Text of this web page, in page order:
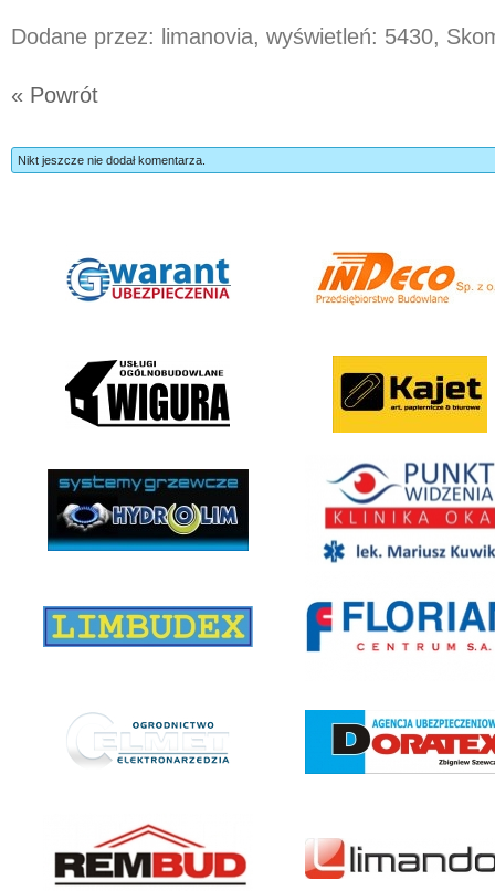
Dodane przez: limanovia, wyświetleń: 5430,
« Powrót
Nikt jeszcze nie dodał komentarza.